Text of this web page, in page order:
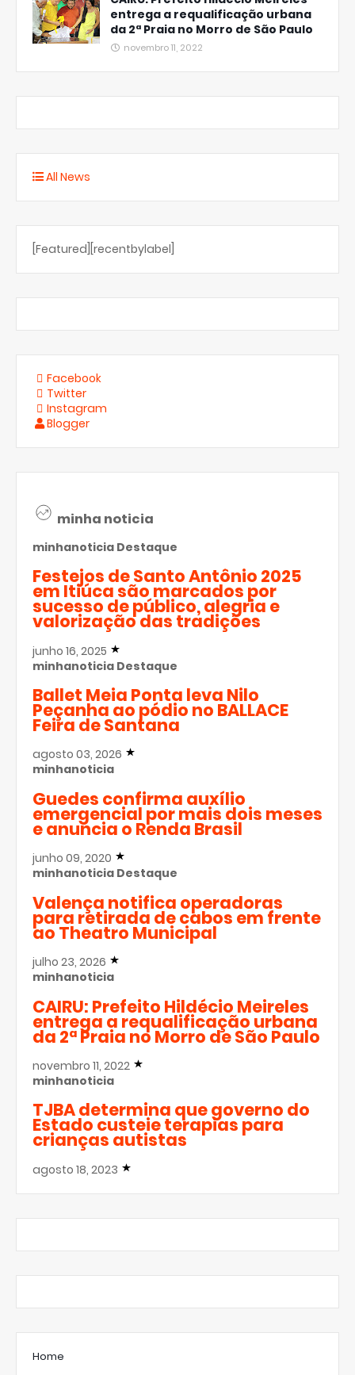
entrega a requalificação urbana
da 2ª Praia no Morro de São Paulo
novembro 11, 2022
All News
[Featured][recentbylabel]
Facebook
Twitter
Instagram
Blogger
minha noticia
minhanoticia Destaque
Festejos de Santo Antônio 2025
em Itiúca são marcados por
sucesso de público, alegria e
valorização das tradições
junho 16, 2025
minhanoticia Destaque
Ballet Meia Ponta leva Nilo
Peçanha ao pódio no BALLACE
Feira de Santana
agosto 03, 2026
minhanoticia
Guedes confirma auxílio
emergencial por mais dois meses
e anuncia o Renda Brasil
junho 09, 2020
minhanoticia Destaque
Valença notifica operadoras
para retirada de cabos em frente
ao Theatro Municipal
julho 23, 2026
minhanoticia
CAIRU: Prefeito Hildécio Meireles
entrega a requalificação urbana
da 2ª Praia no Morro de São Paulo
novembro 11, 2022
minhanoticia
TJBA determina que governo do
Estado custeie terapias para
crianças autistas
agosto 18, 2023
Home